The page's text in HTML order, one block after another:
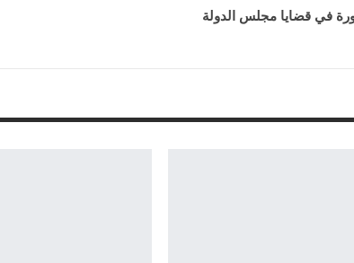
في قضايا مجلس الدولة